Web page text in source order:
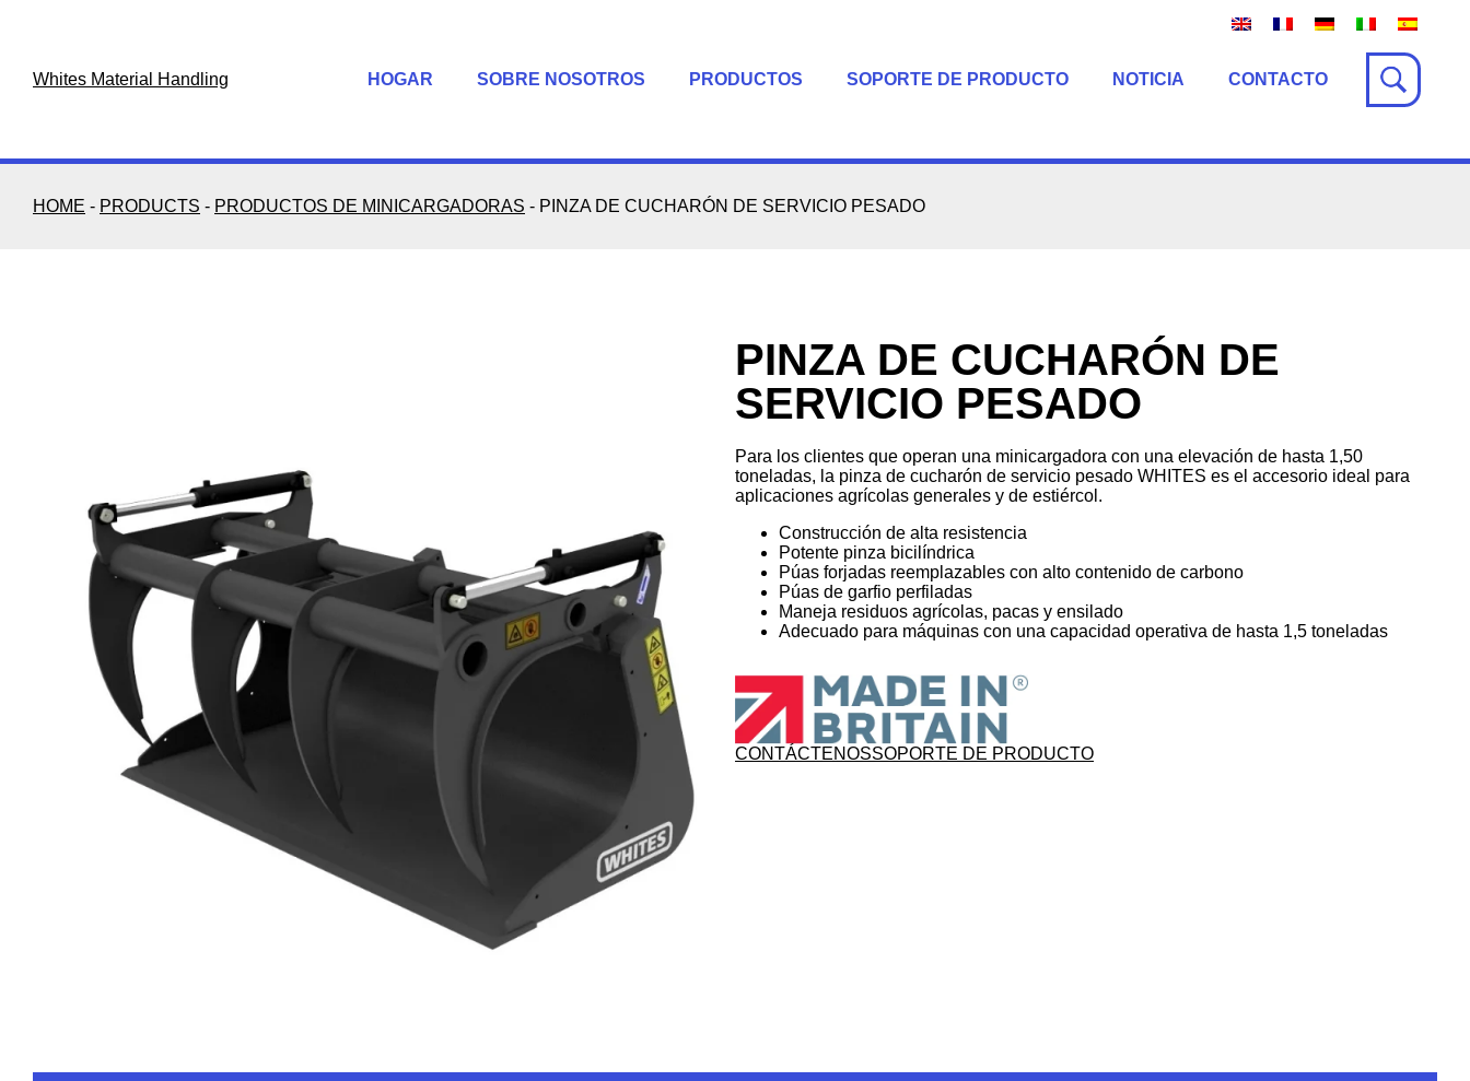
Whites Material Handling
HOGAR SOBRE NOSOTROS PRODUCTOS SOPORTE DE PRODUCTO NOTICIA CONTACTO
HOME - PRODUCTS - PRODUCTOS DE MINICARGADORAS - PINZA DE CUCHARÓN DE SERVICIO PESADO
PINZA DE CUCHARÓN DE
SERVICIO PESADO
Para los clientes que operan una minicargadora con una elevación de hasta 1,50
toneladas, la pinza de cucharón de servicio pesado WHITES es el accesorio ideal para
aplicaciones agrícolas generales y de estiércol.
Construcción de alta resistencia
Potente pinza bicilíndrica
Púas forjadas reemplazables con alto contenido de carbono
Púas de garfio perfiladas
Maneja residuos agrícolas, pacas y ensilado
Adecuado para máquinas con una capacidad operativa de hasta 1,5 toneladas
CONTÁCTENOSSOPORTE DE PRODUCTO